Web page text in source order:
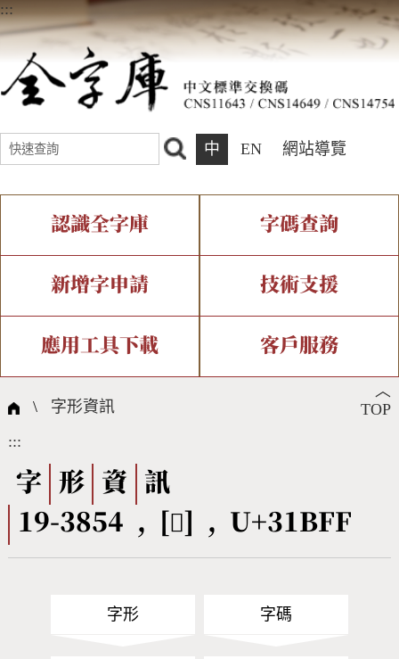
:::
中 EN 網站導覽
認識全字庫
全字庫介紹 全字庫現況
中文碼介紹 專有名詞介紹
國際字碼相關組織
字碼查詢
IDS查詢 部件查詢
複合查詢 注音查詢
筆畫查詢
筆順序查詢
CNS查詢 Unicode查詢
新增字申請
新字申請處理流程
技術支援
字形即時顯示 造字解決方案
全字庫授權 轉碼Web Service
應用工具下載
個人電腦造字處理工具
字形下載
客戶服務
問題集
熱門查詢統計
︿
TOP
\ 字形資訊
:::
字 形 資
訊
19-3854 , [𱯿] , U+31BFF
字形 字碼